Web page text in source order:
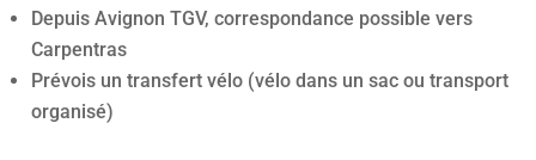
Depuis Avignon TGV, correspondance possible vers
Carpentras
Prévois un transfert vélo (vélo dans un sac ou transport
organisé)